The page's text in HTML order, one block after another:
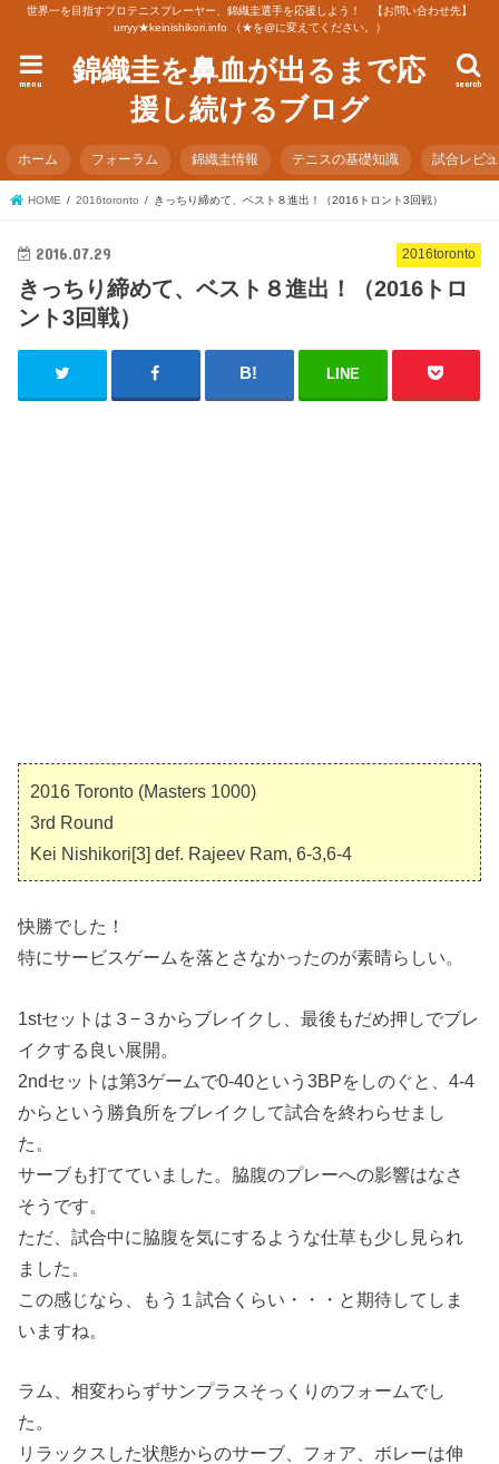
世界一を目指すプロテニスプレーヤー、錦織圭選手を応援しよう！ 【お問い合わせ先】
urryy★keinishikori.info （★を@に変えてください。）
錦織圭を鼻血が出るまで応
援し続けるブログ
search
menu
ホーム フォーラム 錦織圭情報 テニスの基礎知識 試合レビ
HOME 2016toronto きっちり締めて、ベスト８進出！（2016トロント3回戦）
2016toronto
2016.07.29
きっちり締めて、ベスト８進出！（2016トロ
ント3回戦）
LINE
2016 Toronto (Masters 1000)
3rd Round
Kei Nishikori[3] def. Rajeev Ram, 6-3,6-4
快勝でした！
特にサービスゲームを落とさなかったのが素晴らしい。
1stセットは３−３からブレイクし、最後もだめ押しでブレ
イクする良い展開。
2ndセットは第3ゲームで0-40という3BPをしのぐと、4-4
からという勝負所をブレイクして試合を終わらせまし
た。
サーブも打てていました。脇腹のプレーへの影響はなさ
そうです。
ただ、試合中に脇腹を気にするような仕草も少し見られ
ました。
この感じなら、もう１試合くらい・・・と期待してしま
いますね。
ラム、相変わらずサンプラスそっくりのフォームでし
た。
リラックスした状態からのサーブ、フォア、ボレーは伸